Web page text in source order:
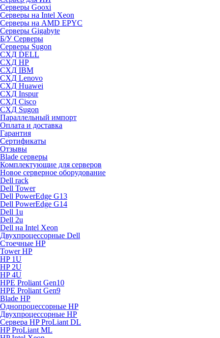
Серверы Gooxi
Серверы на Intel Xeon
Серверы на AMD EPYC
Серверы Gigabyte
Б/У Серверы
Серверы Sugon
СХД DELL
СХД HP
СХД IBM
СХД Lenovo
СХД Huawei
СХД Inspur
СХД Cisco
СХД Sugon
Параллельный импорт
Оплата и доставка
Гарантия
Сертификаты
Отзывы
Blade серверы
Комплектующие для серверов
Новое серверное оборудование
Dell rack
Dell Tower
Dell PowerEdge G13
Dell PowerEdge G14
Dell 1u
Dell 2u
Dell на Intel Xeon
Двухпроцессорные Dell
Стоечные HP
Tower HP
HP 1U
HP 2U
HP 4U
HPE Proliant Gen10
HPE Proliant Gen9
Blade HP
Однопроцессорные HP
Двухпроцессорные HP
Сервера HP ProLiant DL
HP ProLiant ML